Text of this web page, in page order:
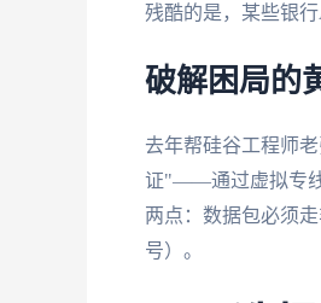
残酷的是，某些银行
破解困局的
去年帮硅谷工程师
证"——通过虚拟专线
两点：数据包必须
号）。